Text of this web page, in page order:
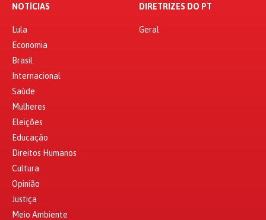
NOTÍCIAS
Lula
Economia
Brasil
Internacional
Saúde
Mulheres
Eleições
Educação
Direitos Humanos
Cultura
Opinião
Justiça
Meio Ambiente
DIRETRIZES DO PT
Geral